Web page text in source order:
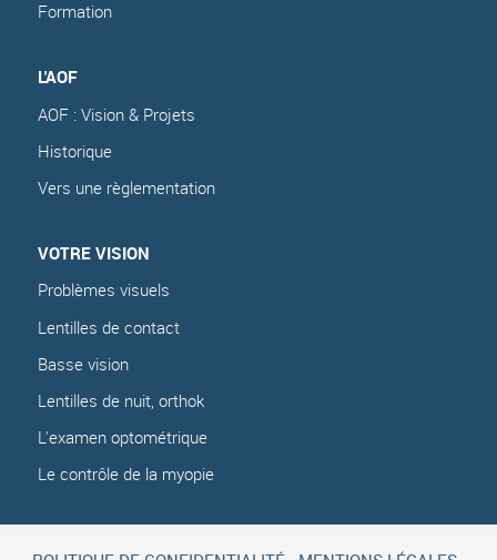
Formation
L'AOF
AOF : Vision & Projets
Historique
Vers une règlementation
VOTRE VISION
Problèmes visuels
Lentilles de contact
Basse vision
Lentilles de nuit, orthok
L'examen optométrique
Le contrôle de la myopie